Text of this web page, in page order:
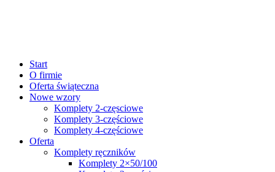
Start
O firmie
Oferta świąteczna
Nowe wzory
Komplety 2-częsciowe
Komplety 3-częściowe
Komplety 4-częściowe
Oferta
Komplety ręczników
Komplety 2×50/100